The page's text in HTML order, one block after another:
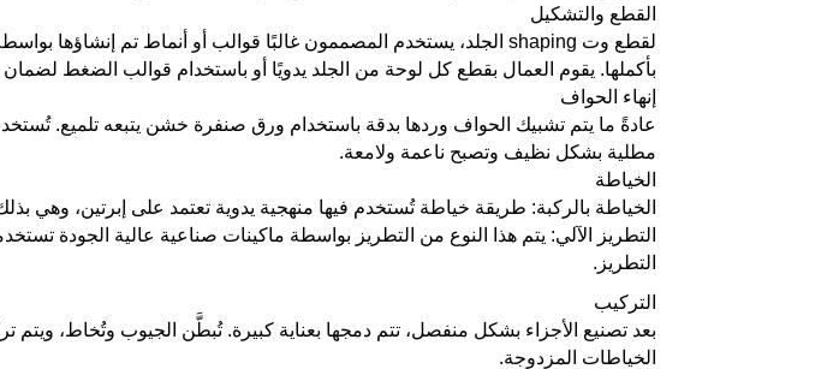
القطع والتشكيل
بأكملها. يقوم العمال بقطع كل لوحة من الجلد يدويًا أو باستخدام قوالب الضغط
إنهاء الحواف
عادةً ما يتم تشبيك الحواف وردها بدقة باستخدام ورق صنفرة خشن يتبعه تلميع.
مطلية بشكل نظيف وتصبح ناعمة ولامعة.
الخياطة
الخياطة بالركبة: طريقة خياطة تُستخدم فيها منهجية يدوية تعتمد على إبرتين،
التطريز الآلي: يتم هذا النوع من التطريز بواسطة ماكينات صناعية عالية الجودة
التطريز.
التركيب
بعد تصنيع الأجزاء بشكل منفصل، تتم دمجها بعناية كبيرة. تُبطَّن الجيوب وتُخاط، ويتم
الخياطات المزدوجة.